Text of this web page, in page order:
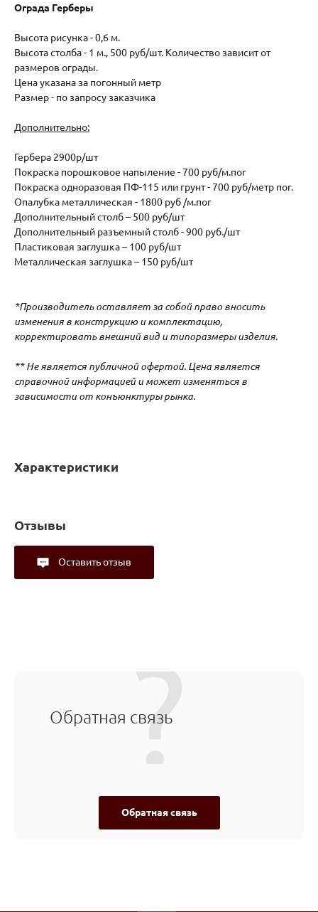
Ограда Герберы
Высота рисунка - 0,6 м.
Высота столба - 1 м., 500 руб/шт. Количество зависит от
размеров ограды.
Цена указана за погонный метр
Размер - по запросу заказчика
Дополнительно:
Гербера 2900р/шт
Покраска порошковое напыление - 700 руб/м.пог
Покраска одноразовая ПФ-115 или грунт - 700 руб/метр пог.
Опалубка металлическая - 1800 руб /м.пог
Дополнительный столб – 500 руб/шт
Дополнительный разъемный столб - 900 руб./шт
Пластиковая заглушка – 100 руб/шт
Металлическая заглушка – 150 руб/шт
*Производитель оставляет за собой право вносить
изменения в конструкцию и комплектацию,
корректировать внешний вид и типоразмеры изделия.
** Не является публичной офертой. Цена является
справочной информацией и может изменяться в
зависимости от конъюнктуры рынка.
Характеристики
Отзывы
Оставить отзыв
Обратная связь
Обратная связь